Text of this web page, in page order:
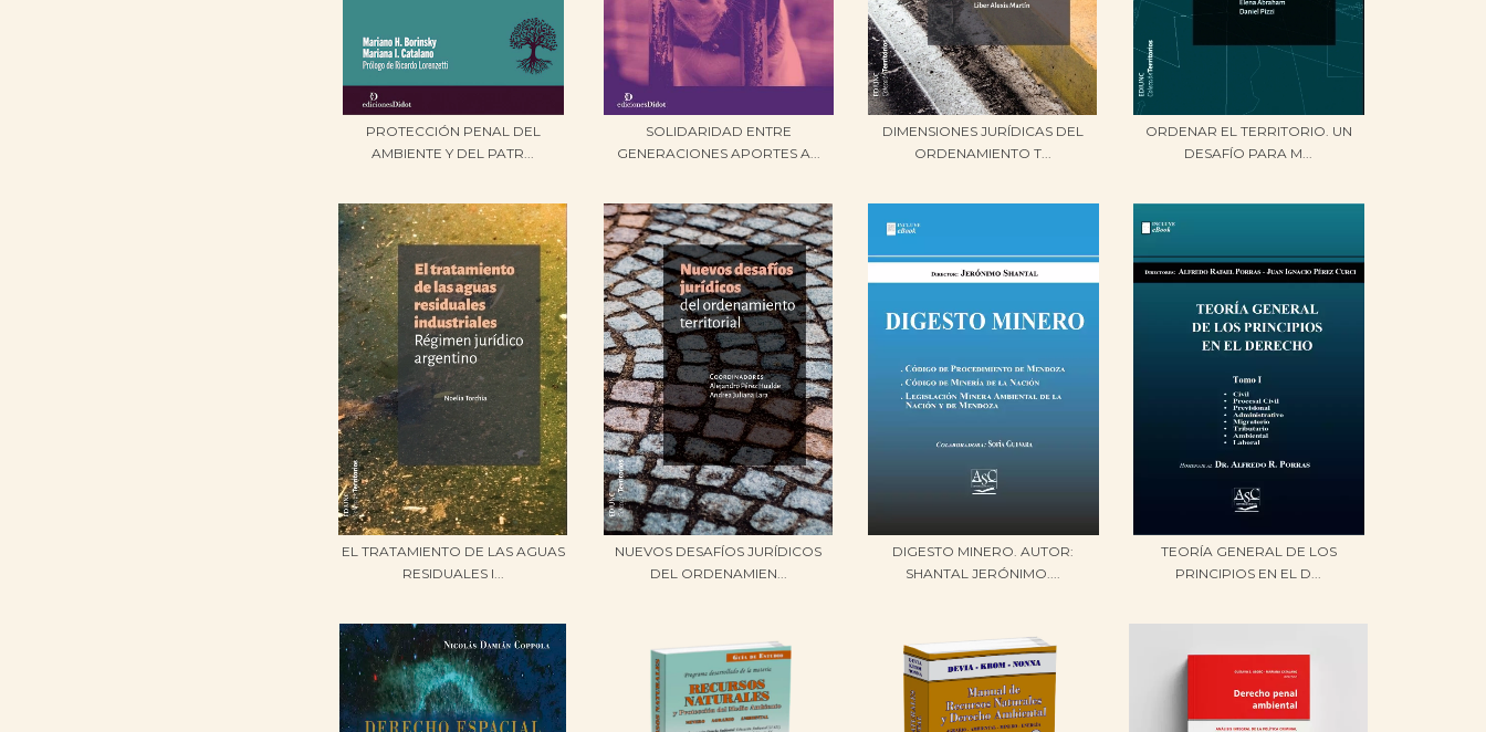
PROTECCIÓN PENAL DEL
AMBIENTE Y DEL PATR...
SOLIDARIDAD ENTRE
GENERACIONES APORTES A...
DIMENSIONES JURÍDICAS DEL
ORDENAMIENTO T...
ORDENAR EL TERRITORIO. UN
DESAFÍO PARA M...
EL TRATAMIENTO DE LAS AGUAS
RESIDUALES I...
NUEVOS DESAFÍOS JURÍDICOS
DEL ORDENAMIEN...
DIGESTO MINERO. AUTOR:
SHANTAL JERÓNIMO....
TEORÍA GENERAL DE LOS
PRINCIPIOS EN EL D...